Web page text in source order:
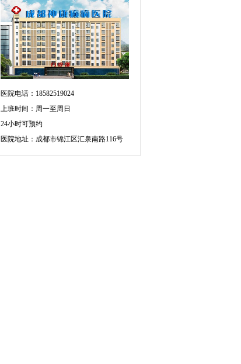
医院电话：18582519024
上班时间：周一至周日
24小时可预约
医院地址：成都市锦江区汇泉南路116号